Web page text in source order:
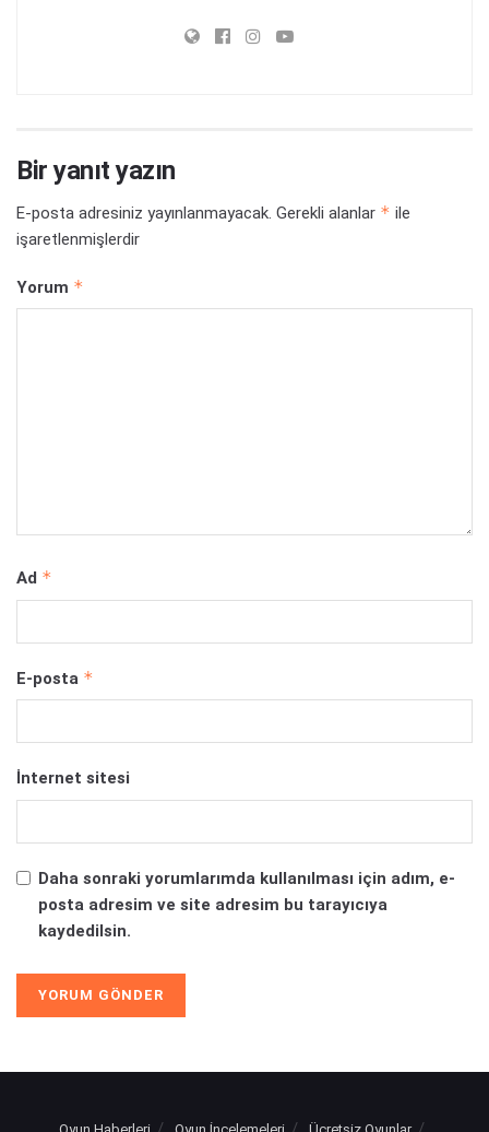
Bir yanıt yazın
E-posta adresiniz yayınlanmayacak. Gerekli alanlar * ile
işaretlenmişlerdir
Yorum *
Ad *
E-posta *
İnternet sitesi
Daha sonraki yorumlarımda kullanılması için adım, e-
posta adresim ve site adresim bu tarayıcıya
kaydedilsin.